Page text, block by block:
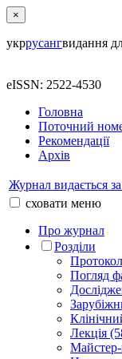
×
укррусангвидання
eISSN: 2522-4530
Головна
Поточний
Рекомендації
Архів
Журнал видається
сховати меню
Про журнал
Розділи
Погляд
Лекція